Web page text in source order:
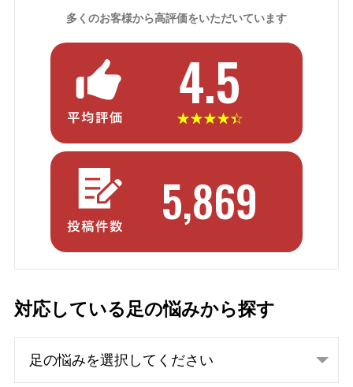
多くのお客様から高評価をいただいています
4.5
5,869
対応している足の悩みから探す